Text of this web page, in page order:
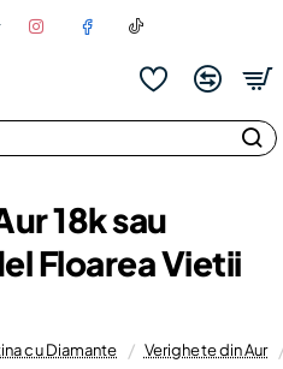
18k sau
Floarea Vietii
cu Diamante Verighete din Aur